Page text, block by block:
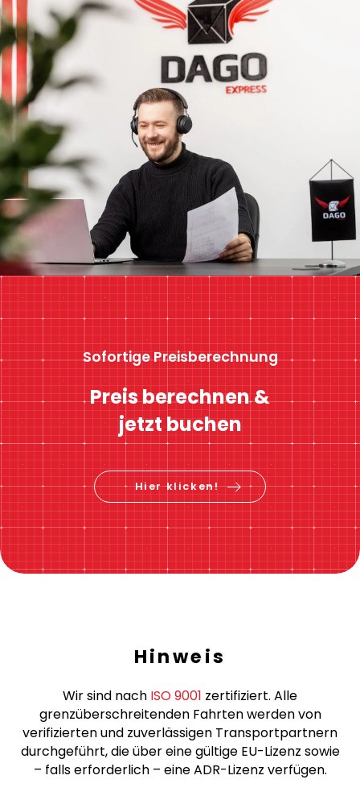
Sofortige Preisberechnung
Preis berechnen &
jetzt buchen
Hier klicken!
Hinweis
Wir sind nach ISO 9001 zertifiziert. Alle
grenzüberschreitenden Fahrten werden von
verifizierten und zuverlässigen Transportpartnern
durchgeführt, die über eine gültige EU-Lizenz sowie
– falls erforderlich – eine ADR-Lizenz verfügen.